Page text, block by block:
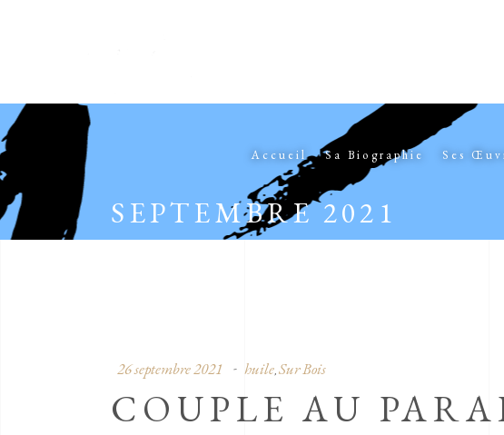
Accueil Sa Biographie Ses
SEPTEMBRE 2021
26 septembre 2021 huile, Sur Bois
COUPLE AU